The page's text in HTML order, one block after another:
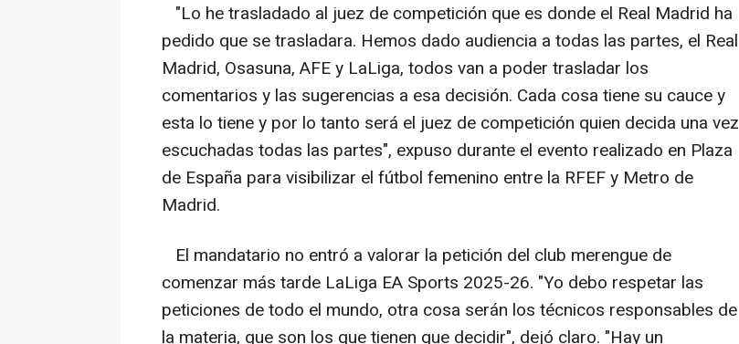
"Lo he trasladado al juez de competición que es donde el Real Madrid ha
pedido que se trasladara. Hemos dado audiencia a todas las partes, el Real
Madrid, Osasuna, AFE y LaLiga, todos van a poder trasladar los
comentarios y las sugerencias a esa decisión. Cada cosa tiene su cauce y
esta lo tiene y por lo tanto será el juez de competición quien decida una vez
escuchadas todas las partes", expuso durante el evento realizado en Plaza
de España para visibilizar el fútbol femenino entre la RFEF y Metro de
Madrid.
El mandatario no entró a valorar la petición del club merengue de
comenzar más tarde LaLiga EA Sports 2025-26. "Yo debo respetar las
peticiones de todo el mundo, otra cosa serán los técnicos responsables de
la materia, que son los que tienen que decidir", dejó claro. "Hay un